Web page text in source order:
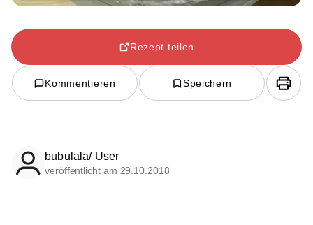
Rezept teilen
Kommentieren Speichern
bubulala/ User
veröffentlicht am 29.10.2018